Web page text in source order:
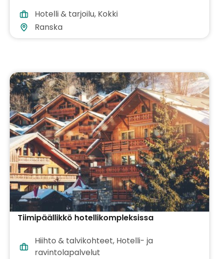
Hotelli & tarjoilu, Kokki
Ranska
Tiimipäällikkö hotellikompleksissa
Hiihto & talvikohteet, Hotelli- ja
ravintolapalvelut